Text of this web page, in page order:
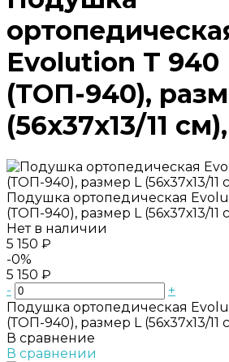
Evolution T 940
(ТОП-940),
(56х37х13/11
Подушка ортопедическая
(ТОП-940), размер L (56х37х13/11
Нет в наличии
5 150 ₽
-0%
5 150 ₽
-
+
Подушка ортопедическая
(ТОП-940), размер L (56х37х13/11
В сравнение
В сравнении